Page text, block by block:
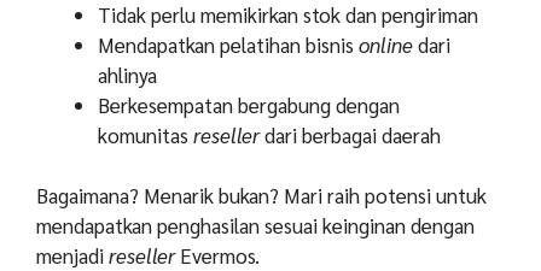
Tidak perlu memikirkan stok dan pengiriman
Mendapatkan pelatihan bisnis onlinedari
ahlinya
Berkesempatan bergabung dengan
komunitas resellerdari berbagai daerah
Bagaimana? Menarik bukan? Mari raih potensi untuk
mendapatkan penghasilan sesuai keinginan dengan
menjadiresellerEvermos.